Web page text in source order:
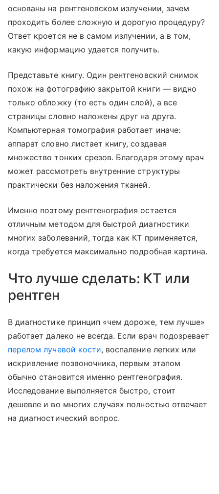
основаны на рентгеновском излучении, зачем
проходить более сложную и дорогую процедуру?
Ответ кроется не в самом излучении, а в том,
какую информацию удается получить.
Представьте книгу. Один рентгеновский снимок
похож на фотографию закрытой книги — видно
только обложку (то есть один слой), а все
страницы словно наложены друг на друга.
Компьютерная томография работает иначе:
аппарат словно листает книгу, создавая
множество тонких срезов. Благодаря этому врач
может рассмотреть внутренние структуры
практически без наложения тканей.
Именно поэтому рентгенография остается
отличным методом для быстрой диагностики
многих заболеваний, тогда как КТ применяется,
когда требуется максимально подробная картина.
Что лучше сделать: КТ или
рентген
В диагностике принцип «чем дороже, тем лучше»
работает далеко не всегда. Если врач подозревает
перелом лучевой кости, воспаление легких или
искривление позвоночника, первым этапом
обычно становится именно рентгенография.
Исследование выполняется быстро, стоит
дешевле и во многих случаях полностью отвечает
на диагностический вопрос.